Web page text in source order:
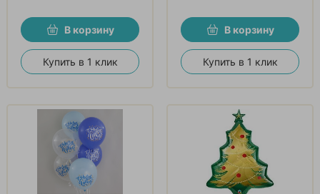
В корзину
Купить в 1 клик
В корзину
Купить в 1 клик